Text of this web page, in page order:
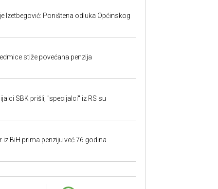
Izetbegović: Poništena odluka Općinskog
stiže povećana penzija
SBK prišli, "specijalci" iz RS su
iz BiH prima penziju već 76 godina